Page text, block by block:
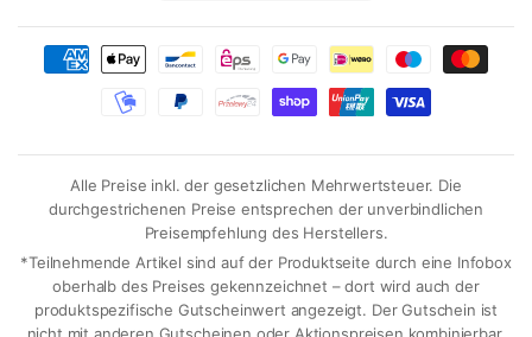
Alle Preise inkl. der gesetzlichen Mehrwertsteuer. Die
durchgestrichenen Preise entsprechen der unverbindlichen
Preisempfehlung des Herstellers.
*Teilnehmende Artikel sind auf der Produktseite durch eine Infobox
oberhalb des Preises gekennzeichnet – dort wird auch der
produktspezifische Gutscheinwert angezeigt. Der Gutschein ist